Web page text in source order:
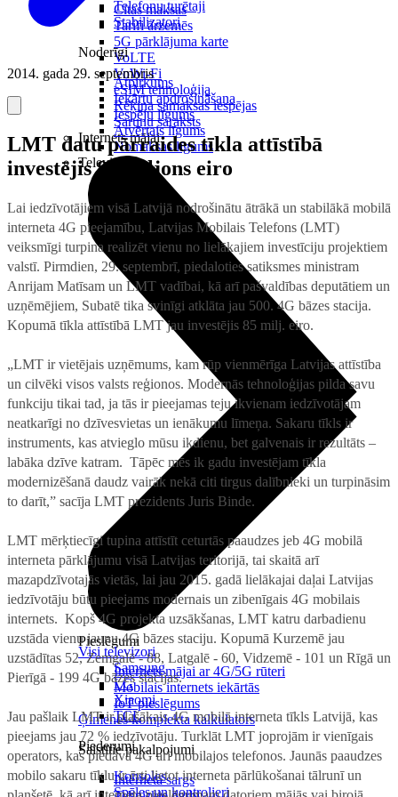
Citas maksas
Tarifi ārzemēs
5G pārklājuma karte
VoLTE
VoWi-Fi
eSIM tehnoloģija
Rēķina samaksas iespējas
Sarunu saraksts
Internets mājai
Pieslēgumi
Internets mājai ar 4G/5G rūteri
Mobilais internets iekārtās
IoT pieslēgums
Ģimenes komplekta kalkulators
Saistītie pakalpojumi
Interneta sargs
Telefonu turētaji
Stabilizatori
Noderīgi
Atpirkums
Iekārtu apdrošināšana
Iespēju līgums
Atvērtais līgums
Nomaksas līgums
Televizori
Visi televizori
Samsung
LG
Xiaomi
TCL
Piederumi
Konsoles
Spēles un kontrolieri
2014. gada 29. septembris
LMT datu pārraides tīkla attīstībā
investējis 85 miljons eiro
Lai iedzīvotājiem visā Latvijā nodrošinātu ātrākā un stabilākā mobilā
interneta 4G pieejamību, Latvijas Mobilais Telefons (LMT)
veiksmīgi turpina realizēt vienu no lielākajiem investīciju projektiem
valstī. Pirmdien, 29. septembrī, piedaloties satiksmes ministram
Anrijam Matīsam un LMT vadībai, kā arī pašvaldības deputātiem un
uzņēmējiem, Subatē tika svinīgi atklāta jau 500. 4G bāzes stacija.
Kopumā tīkla attīstībā LMT jau investējis 85 milj. eiro.
„LMT ir vietējais uzņēmums, kam rūp vienmērīga Latvijas attīstība
un cilvēki visos valsts reģionos. Modernās tehnoloģijas pilda savu
funkciju tikai tad, ja tās ir pieejamas teju ikvienam iedzīvotājam
neatkarīgi no dzīvesvietas un ienākumu līmeņa. Sakaru tīkls ir
instruments, kas atvieglo mūsu ikdienu, bet galvenais ir rezultāts –
labāka dzīve katram. Tāpēc mēs ik gadu investējam tīkla
modernizēšanā daudz vairāk nekā citi tirgus dalībnieki un turpināsim
to darīt,” sacīja LMT prezidents Juris Binde.
LMT mērķtiecīgi tupina attīstīt ceturtās paaudzes jeb 4G mobilā
interneta pārklājumu visā Latvijas teritorijā, tai skaitā arī
mazapdzīvotajās vietās, lai jau 2015. gadā lielākajai daļai Latvijas
iedzīvotāju būtu pieejams modernais un zibenīgais 4G mobilais
internets. Kopš 4G projekta uzsākšanas, LMT katru darbadienu
uzstāda vienu jaunu 4G bāzes staciju. Kopumā Kurzemē jau
uzstādītas 52, Zemgalē - 88, Latgalē - 60, Vidzemē - 101 un Rīgā un
Pierīgā - 199 4G bāzes stacijas.
Jau pašlaik LMT ir plašākais 4G mobilā interneta tīkls Latvijā, kas
pieejams jau 72 % iedzīvotāju. Turklāt LMT joprojām ir vienīgais
operators, kas piedāvā 4G arī mobilajos telefonos. Jaunās paaudzes
mobilo sakaru tīklu ir ērti lietot interneta pārlūkošanai tālrunī un